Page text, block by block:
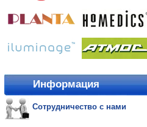
Информация
Сотрудничество с нами